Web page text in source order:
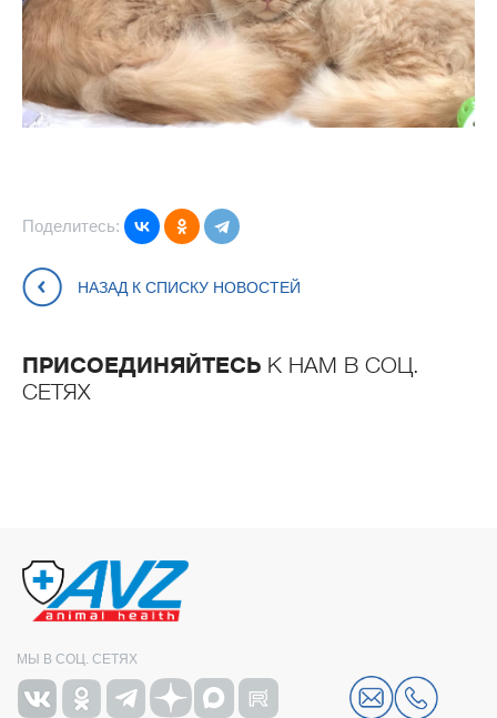
Поделитесь:
НАЗАД К СПИСКУ НОВОСТЕЙ
ПРИСОЕДИНЯЙТЕСЬ К НАМ В СОЦ.
СЕТЯХ
МЫ В СОЦ. СЕТЯХ